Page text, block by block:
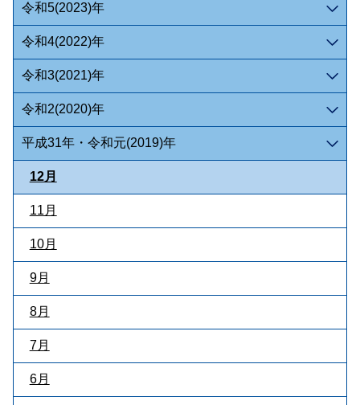
令和5(2023)年
令和4(2022)年
令和3(2021)年
令和2(2020)年
平成31年・令和元(2019)年
12月
11月
10月
9月
8月
7月
6月